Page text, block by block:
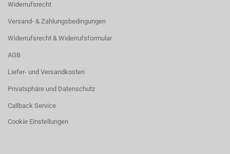
Widerrufsrecht
Versand- & Zahlungsbedingungen
Widerrufsrecht & Widerrufsformular
AGB
Liefer- und Versandkosten
Privatsphäre und Datenschutz
Callback Service
Cookie Einstellungen